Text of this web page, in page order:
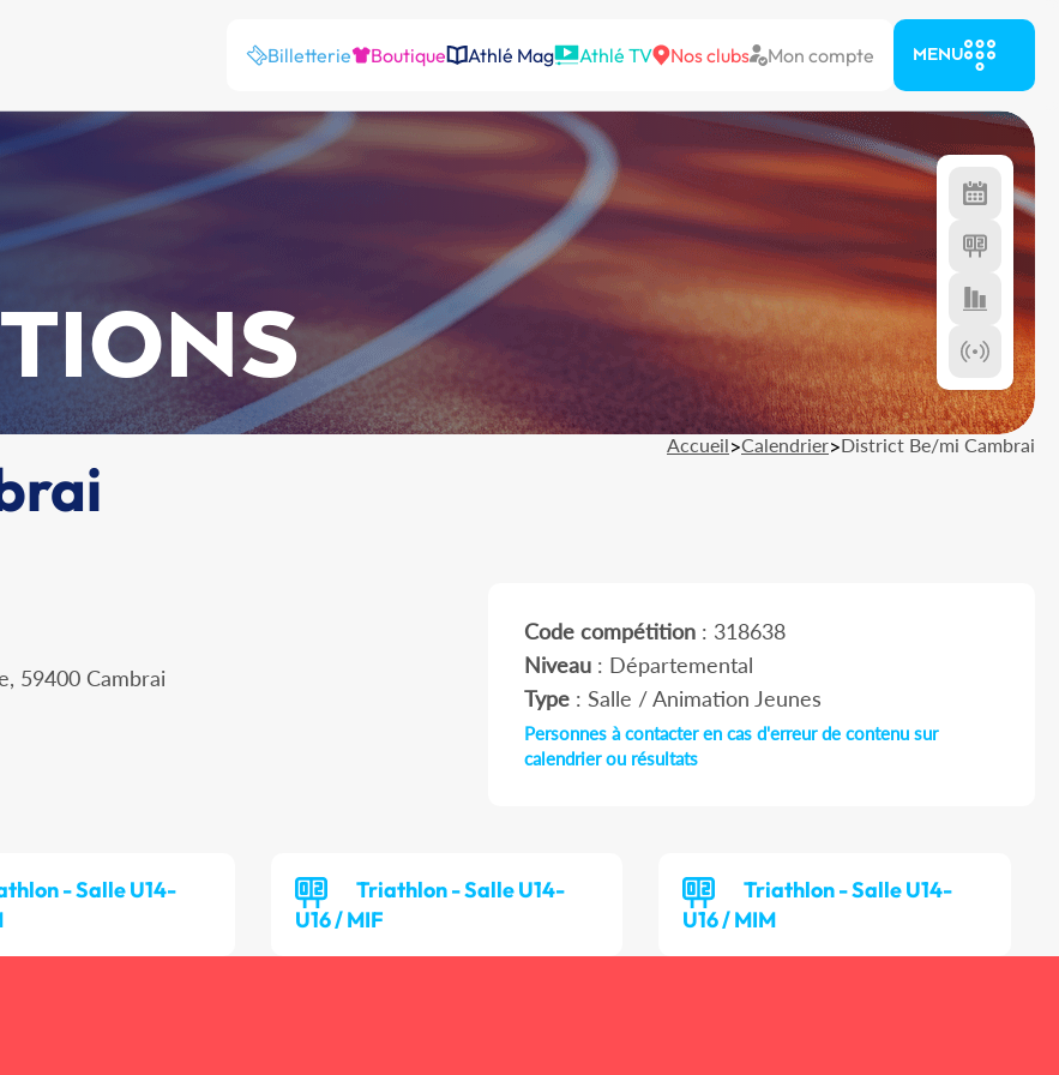
Billetterie Boutique Athlé Mag Athlé TV Nos clubs Mon compte MENU
Accueil>Calendrier>District Be/mi Cambrai
59400 Cambrai
Code compétition: 318638
Niveau: Départemental
Type: Salle / Animation Jeunes
Personnes à contacter en cas d'erreur de contenu sur
calendrier ou résultats
- Salle U14-
Triathlon - Salle U14-
U16 / MIF
Triathlon - Salle U14-
U16 / MIM